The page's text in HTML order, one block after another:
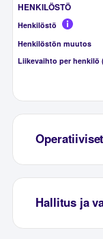
HENKILÖSTÖ
Henkilöstö
Henkilöstön muutos
Liikevaihto per henkilö
Hallitus ja